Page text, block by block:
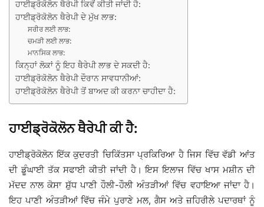
ਹਾਈਡ੍ਰੋਕੋਲੋਨ ਥੈਰੇਪੀ ਕਿਵੇਂ ਕੀਤੀ ਜਾਂਦੀ ਹੈ:
ਹਾਈਡ੍ਰੋਕੋਲੋਨ ਥੈਰੇਪੀ ਦੇ ਮੁੱਖ ਲਾਭ:
ਸਰੀਰ ਲਈ ਲਾਭ:
ਚਮੜੀ ਲਈ ਲਾਭ:
ਮਾਨਸਿਕ ਲਾਭ:
ਕਿਨ੍ਹਾਂ ਲੋਕਾਂ ਨੂੰ ਇਹ ਥੈਰੇਪੀ ਲਾਭ ਦੇ ਸਕਦੀ ਹੈ:
ਹਾਈਡ੍ਰੋਕੋਲੋਨ ਥੈਰੇਪੀ ਦੌਰਾਨ ਸਾਵਧਾਨੀਆਂ:
ਹਾਈਡ੍ਰੋਕੋਲੋਨ ਥੈਰੇਪੀ ਤੋਂ ਬਾਅਦ ਕੀ ਕਰਨਾ ਚਾਹੀਦਾ ਹੈ:
ਹਾਈਡ੍ਰੋਕੋਲੋਨ ਥੈਰੇਪੀ ਕੀ ਹੈ:
ਹਾਈਡ੍ਰੋਕੋਲੋਨ ਇੱਕ ਕੁਦਰਤੀ ਚਿਕਿੱਤਸਾ ਪ੍ਰਕਿਰਿਆ ਹੈ ਜਿਸ ਵਿੱਚ ਵੱਡੀ ਆਂਤ
ਦੀ ਡੂੰਘਾਈ ਤੱਕ ਸਫਾਈ ਕੀਤੀ ਜਾਂਦੀ ਹੈ। ਇਸ ਇਲਾਜ ਵਿੱਚ ਖਾਸ ਮਸ਼ੀਨ ਦੀ
ਮੱਦਦ ਨਾਲ ਕੋਸਾ ਸ਼ੁੱਧ ਪਾਣੀ ਹੌਲੀ-ਹੌਲੀ ਅੰਤੜੀਆਂ ਵਿੱਚ ਵਹਾਇਆ ਜਾਂਦਾ ਹੈ।
ਇਹ ਪਾਣੀ ਅੰਤੜੀਆਂ ਵਿੱਚ ਜੰਮੇ ਪੁਰਾਣੇ ਮਲ, ਗੈਸ ਅਤੇ ਜ਼ਹਿਰੀਲੇ ਪਦਾਰਥਾਂ ਨੂੰ